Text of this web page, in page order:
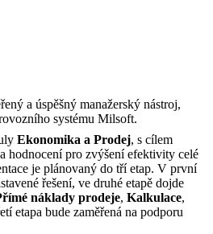
a úspěšný manažerský nástroj,
systému Milsoft.
Ekonomika a Prodej, s cílem
hodnocení pro zvýšení efektivity celé
je plánovaný do tří etap. V první
řešení, ve druhé etapě dojde
náklady prodeje, Kalkulace,
etapa bude zaměřená na podporu